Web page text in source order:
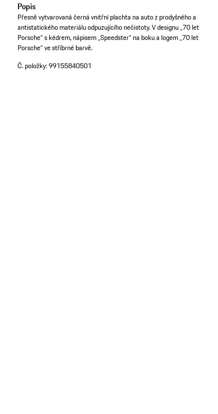
Popis
Přesně vytvarovaná černá vnitřní plachta na auto z prodyšného a
antistatického materiálu odpuzujícího nečistoty. V designu „70 let
Porsche“ s kédrem, nápisem „Speedster“ na boku a logem „70 let
Porsche“ ve stříbrné barvě.
Č. položky:99155840501